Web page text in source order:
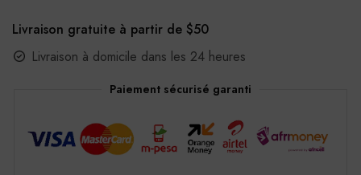
Livraison gratuite à partir de $50
Livraison à domicile dans les 24 heures
Paiement sécurisé garanti